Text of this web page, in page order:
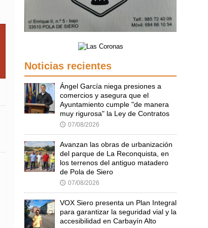
Noticias recientes
Ángel García niega presiones a
comercios y asegura que el
Ayuntamiento cumple "de manera
muy rigurosa" la Ley de Contratos
🕔 07/08/2026
Avanzan las obras de urbanización
del parque de La Reconquista, en
los terrenos del antiguo matadero
de Pola de Siero
🕔 07/08/2026
VOX Siero presenta un Plan Integral
para garantizar la seguridad vial y la
accesibilidad en Carbayín Alto